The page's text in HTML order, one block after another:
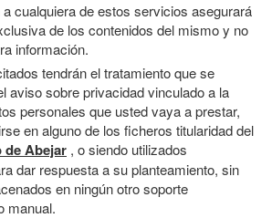
cualquiera de estos servicios asegurará
de los contenidos del mismo y no
información.
tendrán el tratamiento que se
aviso sobre privacidad vinculado a la
personales que usted vaya a prestar,
en alguno de los ficheros titularidad del
de Abejar , o siendo utilizados
dar respuesta a su planteamiento, sin
en ningún otro soporte
manual.